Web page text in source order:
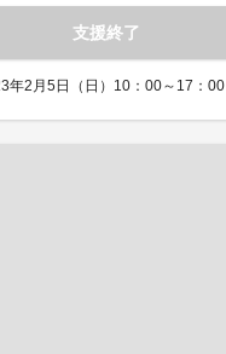
支援終了
年2月5日（日）10：00～17：00